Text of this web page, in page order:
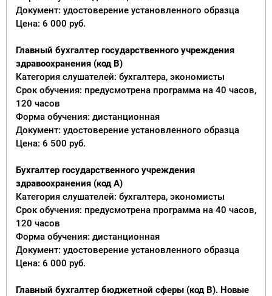
Документ: удостоверение установленного образца
Цена: 6 000 руб.
Главный бухгалтер государственного учреждения
здравоохранения (код В)
Категория слушателей: бухгалтера, экономисты
Срок обучения: предусмотрена программа на 40 часов,
120 часов
Форма обучения: дистанционная
Документ: удостоверение установленного образца
Цена: 6 500 руб.
Бухгалтер государственного учреждения
здравоохранения (код А)
Категория слушателей: бухгалтера, экономисты
Срок обучения: предусмотрена программа на 40 часов,
120 часов
Форма обучения: дистанционная
Документ: удостоверение установленного образца
Цена: 6 000 руб.
Главный бухгалтер бюджетной сферы (код B). Новые